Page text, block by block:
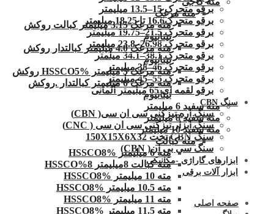
برقو متحرک 15–13.5 میلیمتر
برقو متحرک16.6 تا 18.25 میلیمتر
برقو متحرک 21.5–19.75 میلیمتر
برقو متحرک 26.98–23.8 میلیمتر
برقو متحرک 38.1–34.1 میلمتر
برقو متحرک 46–38 میلیمتر
برقو متحرک 55–45 میلیمتر
برقو لقمه ای 65 میلیمتر آلمانی
سنگ CBN
سنگ اره تیزکنی سی ان سی( CBN)
سنگ ابزار تیزکنی سی ان سی ( CNC)
سنگ CBN تخت 150X15X6X32
سنگ سی بی ان( CBN)
ابزارهای گاراژی -مکانیکی
ابزار آلات برقی
صفحه اصلی
مته مرغک
مته مرغک 3.15 میلیمتر کبالت روکش
تیتانیوم
مته مرغک 4.0 میلیمتر کبالتدار روکش
تیتانیوم
مته مرغک 5 میلیمتر HSSCO5% روکش
مته مرغک 6 میلیمتر کبالتدار .روکش
تیتانیوم
مته سفید 6 میلیمتر
مته سفید 8 میلیمتر
مته سفید 10 میلیمتر
مته کبالت
مته 6 میلیمتر HSSCO8%
مته کبالت 8میلیمتر 8%HSSCO
مته 10 میلیمتر HSSCO8%
مته 10.5 میلیمتر HSSCO8%
مته 11 میلیمتر HSSCO8%
مته 11.5 میلیمتر HSSCO8%